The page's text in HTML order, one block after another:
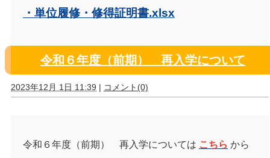
・単位履修・修得証明書.xlsx
令和６年度（前期） 再入学について
2023年12月 1日 11:39 | コメント(0)
令和６年度（前期） 再入学については こちら から